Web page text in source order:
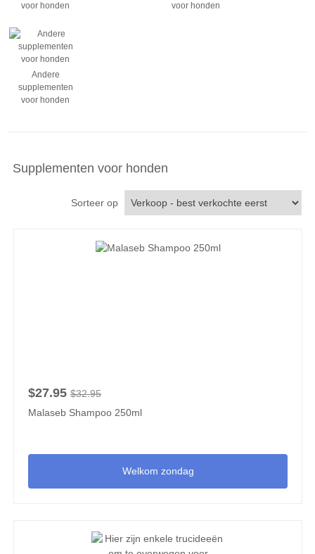
voor honden
voor honden
Andere
supplementen
voor honden
Supplementen voor honden
Sorteer op
$27.95 $32.95
Malaseb Shampoo 250ml
Welkom zondag